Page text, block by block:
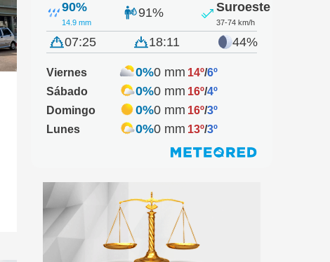
90%
14.9 mm
91% Suroeste
37-74 km/h
07:25 18:11 44%
Viernes 0%0 mm 14º/6º
Sábado
0%0 mm 16º/4º
Domingo
0%0 mm 16º/3º
Lunes
0%0 mm 13º/3º